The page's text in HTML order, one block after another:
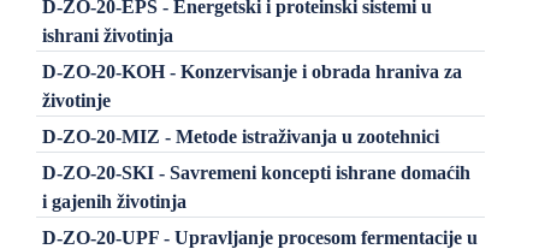
D-ZO-20-EPS - Energetski i proteinski sistemi u
ishrani životinja
D-ZO-20-KOH - Konzervisanje i obrada hraniva za
životinje
D-ZO-20-MIZ - Metode istraživanja u zootehnici
D-ZO-20-SKI - Savremeni koncepti ishrane domaćih
i gajenih životinja
D-ZO-20-UPF - Upravljanje procesom fermentacije u